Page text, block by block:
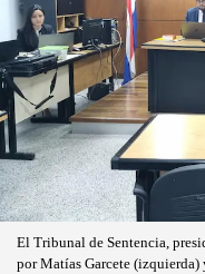
El Tribunal de Sentencia,
por Matías Garcete (izquierda)